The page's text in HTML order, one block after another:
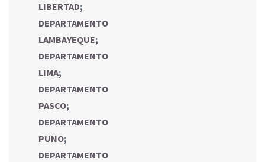
LIBERTAD;
DEPARTAMENTO
LAMBAYEQUE;
DEPARTAMENTO
LIMA;
DEPARTAMENTO
PASCO;
DEPARTAMENTO
PUNO;
DEPARTAMENTO